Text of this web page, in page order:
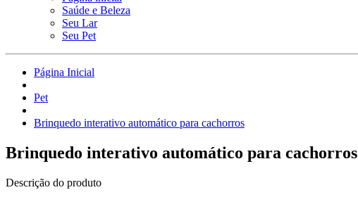
Saúde e Beleza
Seu Lar
Seu Pet
Página Inicial
Pet
Brinquedo interativo automático para cachorros
Brinquedo interativo automático para cachorros
Descrição do produto